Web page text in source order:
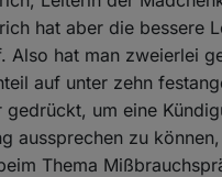
hat aber die bessere
Also hat man zweierlei
auf unter zehn
gedrückt, um eine
aussprechen zu
Thema